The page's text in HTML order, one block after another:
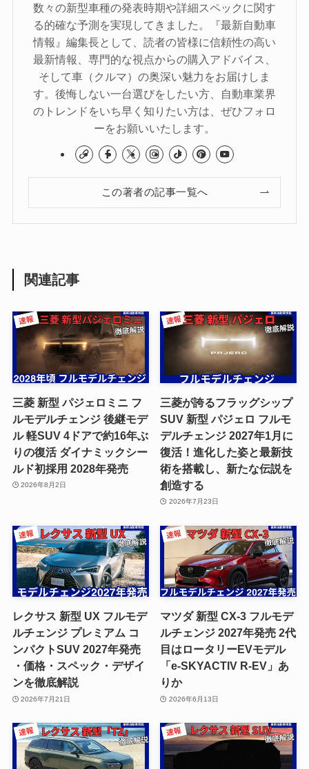
数々の新型車種の発表時期や詳細スペックに関す
る的確な予測を実現してきました。『最新自動車
情報』編集長として、読者の皆様に信頼性の高い
最新情報、専門的な視点からの購入アドバイス、
そして車（クルマ）の奥深い魅力をお届けしま
す。後悔しない一台選びをしたい方、自動車業界
のトレンドをいち早く知りたい方は、ぜひフォロ
ーをお願いいたします。
この著者の記事一覧へ
関連記事
三菱 新型 パジェロミニ フ
ルモデルチェンジ 後継モデ
ル 軽SUV 4ドアで約16年ぶ
りの復活 ダイナミックシー
ルド初採用 2028年発売
2026年8月2日
三菱が誇るフラッグシップ
SUV 新型 パジェロ フルモ
デルチェンジ 2027年1月に
復活！進化した姿と最新技
術を搭載し、新たな伝説を
創造する
2026年7月23日
レクサス 新型 UX フルモデ
ルチェンジ プレミアム コ
ンパクトSUV 2027年発売
・価格・スペック・デザイ
ンを徹底解説
2026年7月21日
マツダ 新型 CX-3 フルモデ
ルチェンジ 2027年発売 2代
目はロータリーEVモデル
「e-SKYACTIV R-EV」あ
りか
2026年6月13日